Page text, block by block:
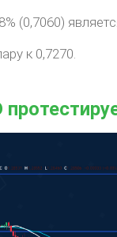
(0,7060)
к 0,7270.